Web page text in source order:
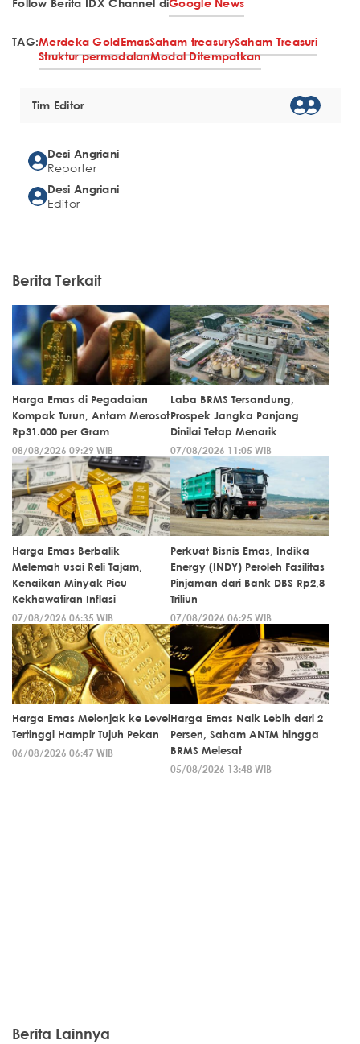
Follow Berita IDX Channel diGoogle News
TAG:Merdeka GoldEmasSaham treasurySaham Treasuri
Struktur permodalanModal Ditempatkan
Tim Editor
Desi Angriani
Reporter
Desi Angriani
Editor
Berita Terkait
Harga Emas di Pegadaian
Kompak Turun, Antam Merosot
Rp31.000 per Gram
08/08/2026 09:29 WIB
Laba BRMS Tersandung,
Prospek Jangka Panjang
Dinilai Tetap Menarik
07/08/2026 11:05 WIB
Harga Emas Berbalik
Melemah usai Reli Tajam,
Kenaikan Minyak Picu
Kekhawatiran Inflasi
07/08/2026 06:35 WIB
Perkuat Bisnis Emas, Indika
Energy (INDY) Peroleh Fasilitas
Pinjaman dari Bank DBS Rp2,8
Triliun
07/08/2026 06:25 WIB
Harga Emas Melonjak ke Level
Tertinggi Hampir Tujuh Pekan
06/08/2026 06:47 WIB
Harga Emas Naik Lebih dari 2
Persen, Saham ANTM hingga
BRMS Melesat
05/08/2026 13:48 WIB
Berita Lainnya